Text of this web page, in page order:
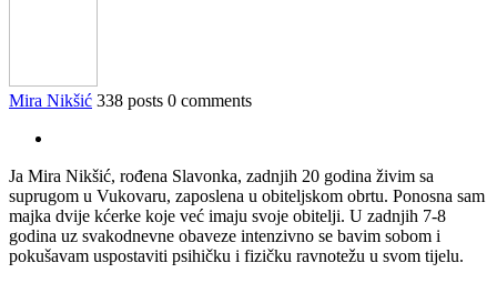
Mira Nikšić 338 posts 0 comments
Ja Mira Nikšić, rođena Slavonka, zadnjih 20 godina živim sa
suprugom u Vukovaru, zaposlena u obiteljskom obrtu. Ponosna sam
majka dvije kćerke koje već imaju svoje obitelji. U zadnjih 7-8
godina uz svakodnevne obaveze intenzivno se bavim sobom i
pokušavam uspostaviti psihičku i fizičku ravnotežu u svom tijelu.